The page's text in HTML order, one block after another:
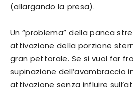
(allargando la presa).
Un “problema” della panca
attivazione della porzione
gran pettorale. Se si vuol far
supinazione dell’avambraccio
attivazione senza influire